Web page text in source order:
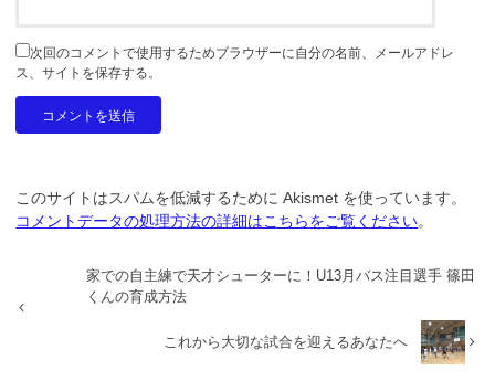
次回のコメントで使用するためブラウザーに自分の名前、メールアドレ
ス、サイトを保存する。
このサイトはスパムを低減するために Akismet を使っています。
コメントデータの処理方法の詳細はこちらをご覧ください。
家での自主練で天才シューターに！U13月バス注目選手 篠田
くんの育成方法
これから大切な試合を迎えるあなたへ